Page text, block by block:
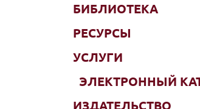
БИБЛИОТЕКА
РЕСУРСЫ
УСЛУГИ
ЭЛЕКТРОННЫЙ
ИЗДАТЕЛЬСТВО